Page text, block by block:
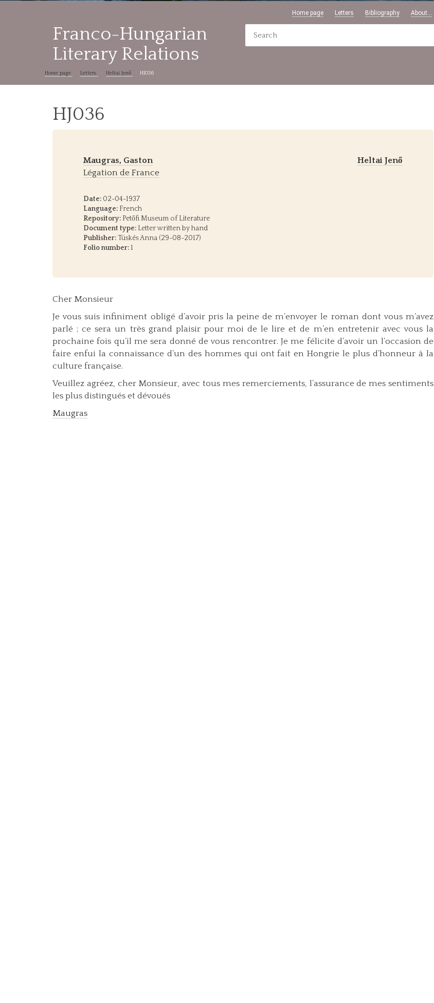
Home page Letters Bibliography About...
Franco-Hungarian
Literary Relations
Home page Letters Heltai Jenő HJ036
HJ036
Maugras, Gaston
Heltai Jenő
Légation de France
Date: 02-04-1937
Language: French
Repository: Petőfi Museum of Literature
Document type: Letter written by hand
Publisher: Tüskés Anna (29-08-2017)
Folio number:1
Cher Monsieur
Je vous suis infiniment obligé d’avoir pris la peine de m’envoyer le roman dont vous m’avez
parlé ; ce sera un très grand plaisir pour moi de le lire et de m’en entretenir avec vous la
prochaine fois qu’il me sera donné de vous rencontrer. Je me félicite d’avoir un l’occasion de
faire enfui la connaissance d’un des hommes qui ont fait en Hongrie le plus d’honneur à la
culture française.
Veuillez agréez, cher Monsieur, avec tous mes remerciements, l’assurance de mes sentiments
les plus distingués et dévoués
Maugras